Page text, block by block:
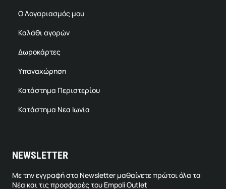
Ο Λογαριασμός μου
Καλάθι αγορών
Δωροκάρτες
Υπαναχώρηση
Κατάστημα Περιστερίου
Κατάστημα Νεα Ιωνία
NEWSLETTER
Με την εγγραφή στο Newsletter μαθαίνετε πρώτοι όλα τα
Νέα και τις προσφορές του Empoli Outlet